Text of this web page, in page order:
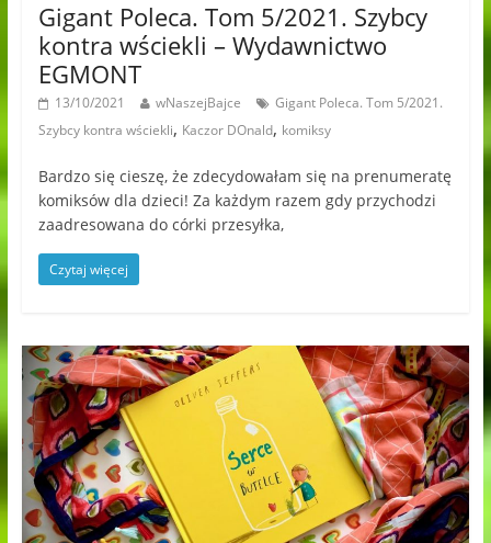
Gigant Poleca. Tom 5/2021. Szybcy
kontra wściekli – Wydawnictwo
EGMONT
13/10/2021 wNaszejBajce
Gigant Poleca. Tom 5/2021.
Szybcy kontra wściekli, Kaczor DOnald, komiksy
Bardzo się cieszę, że zdecydowałam się na prenumeratę
komiksów dla dzieci! Za każdym razem gdy przychodzi
zaadresowana do córki przesyłka,
Czytaj więcej